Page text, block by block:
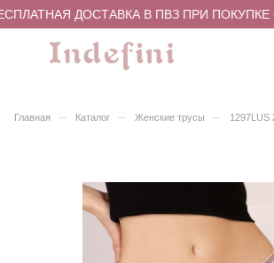
ДОСТАВКА В ПВЗ ПРИ ПОКУПКЕ
Главная – Каталог – Женские трусы – 1297LUS